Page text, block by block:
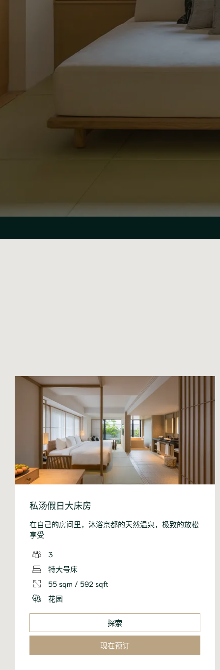
私汤假日大床房
在自己的房间里，沐浴京都的天然温泉，极致的放松
享受
3
特大号床
55 sqm / 592 sqft
花园
探索
现在预订